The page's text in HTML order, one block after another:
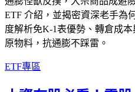
ETF 介紹，並揭密資深老手為
度解析免K-1表優勢、轉倉成
原物料，抗通膨不踩雷。
ETF專區